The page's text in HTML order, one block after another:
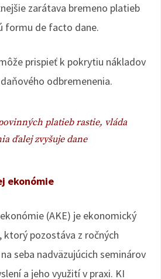
zarátava bremeno platieb
formu de facto dane.
prispieť k pokrytiu nákladov
odbremenenia.
platieb rastie, vláda
ďalej zvyšuje dane
ekonómie
(AKE) je ekonomický
ktorý pozostáva z ročných
seba nadväzujúcich seminárov
a jeho využití v praxi. KI